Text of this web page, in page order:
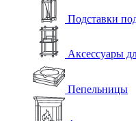
Подставки
Аксессуары
Пепельницы